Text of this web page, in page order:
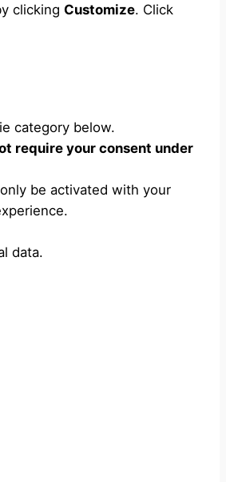
clicking Customize. Click
category below.
require your consent under
be activated with your
data.